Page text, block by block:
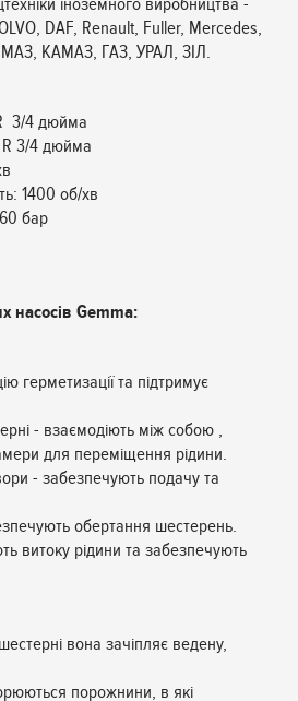
DAF, Renault, Fuller, Mercedes,
КАМАЗ, ГАЗ, УРАЛ, ЗІЛ.
3/4 дюйма
R 3/4 дюйма
1400 об/хв
бар
насосів Gemma:
герметизації та підтримує
- взаємодіють між собою ,
для переміщення рідини.
- забезпечують подачу та
обертання шестерень.
витоку рідини та забезпечують
вона зачіпляє ведену,
порожнини, в які